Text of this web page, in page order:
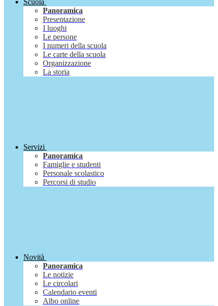
Scuola
Panoramica
Presentazione
I luoghi
Le persone
I numeri della scuola
Le carte della scuola
Organizzazione
La storia
Servizi
Panoramica
Famiglie e studenti
Personale scolastico
Percorsi di studio
Novità
Panoramica
Le notizie
Le circolari
Calendario eventi
Albo online